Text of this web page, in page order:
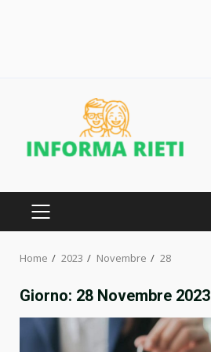
PRIMARY
Home 2023 Novembre 28
Giorno: 28 Novembre 2023